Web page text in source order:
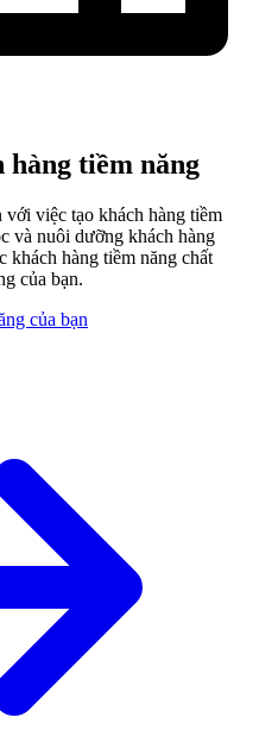
hàng tiềm năng
với việc tạo khách hàng tiềm
và nuôi dưỡng khách hàng
khách hàng tiềm năng chất
của bạn.
của bạn